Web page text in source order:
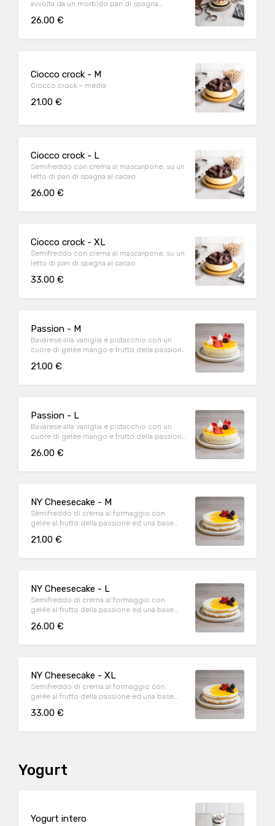
avvolta da un morbido pan di spagna
26.00 €
Ciocco crock - M
Ciocco crock - media
21.00 €
Ciocco crock - L
Semifreddo con crema al mascarpone, su un
letto di pan di spagna al cacao
26.00 €
Ciocco crock - XL
Semifreddo con crema al mascarpone, su un
letto di pan di spagna al cacao
33.00 €
Passion - M
Bavarese alla vaniglia e pistacchio con un
cuore di gelèe mango e frutto della passione
21.00 €
Passion - L
Bavarese alla vaniglia e pistacchio con un
cuore di gelèe mango e frutto della passione
26.00 €
NY Cheesecake - M
Semifreddo di crema al formaggio con
gelée al frutto della passione ed una base
21.00 €
NY Cheesecake - L
Semifreddo di crema al formaggio con
gelée al frutto della passione ed una base
26.00 €
NY Cheesecake - XL
Semifreddo di crema al formaggio con
gelée al frutto della passione ed una base
33.00 €
Yogurt
Yogurt intero